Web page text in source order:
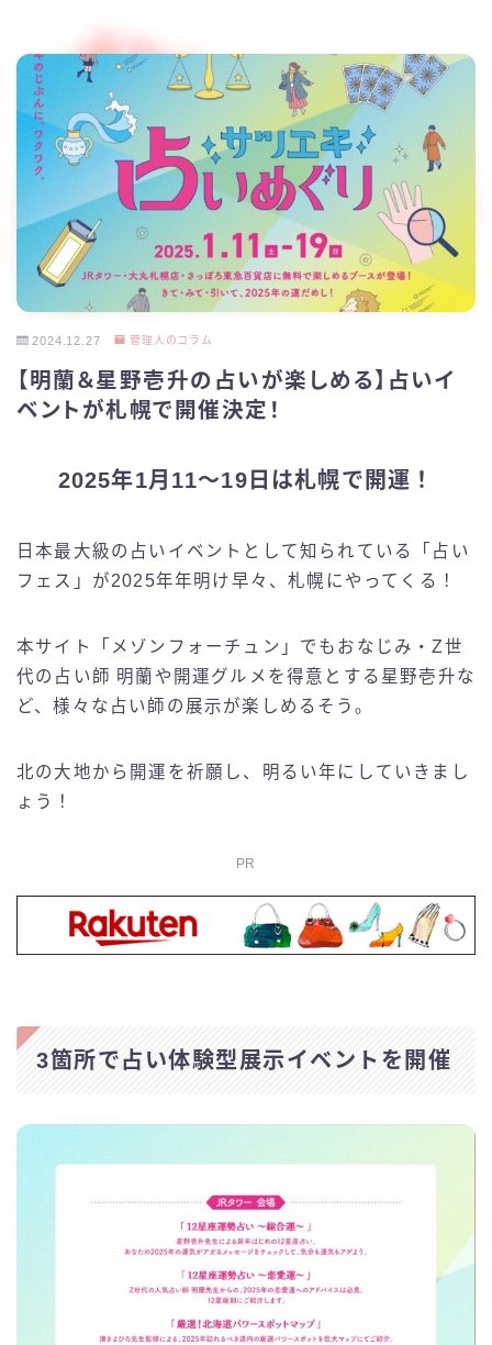
2024.12.27 管理人のコラム
【明蘭＆星野壱升の占いが楽しめる】占いイ
ベントが札幌で開催決定！
2025年1月11～19日は札幌で開運！
日本最大級の占いイベントとして知られている「占い
フェス」が2025年年明け早々、札幌にやってくる！
本サイト「メゾンフォーチュン」でもおなじみ・Z世
代の占い師 明蘭や開運グルメを得意とする星野壱升な
ど、様々な占い師の展示が楽しめるそう。
北の大地から開運を祈願し、明るい年にしていきまし
ょう！
PR
3箇所で占い体験型展示イベントを開催